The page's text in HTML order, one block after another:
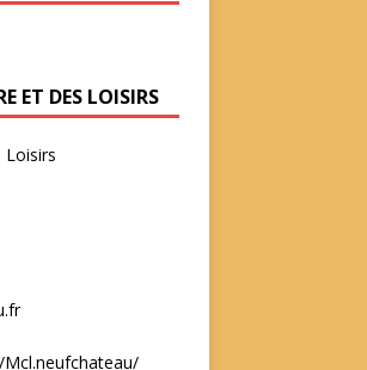
ET DES LOISIRS
Loisirs